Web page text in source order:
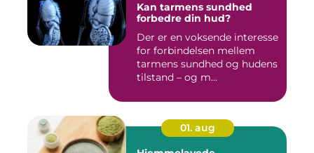
Kan tarmens sundhed
forbedre din hud?
Der er en voksende interesse
for forbindelsen mellem
tarmens sundhed og hudens
tilstand – og m...
01. aug